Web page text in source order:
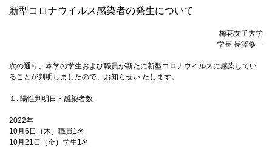
教員紹介サイト
進路・就職
国際交流
新型コロナウイルス感染者の発生について
梅花女子大学
学長 長澤修一
次の通り、本学の学生および職員が新たに新型コロナウイルスに感染してい
ることが判明しましたので、お知らせい たします。
１. 陽性判明日・感染者数
2022年
10月6日（木）職員1名
10月21日（金）学生1名